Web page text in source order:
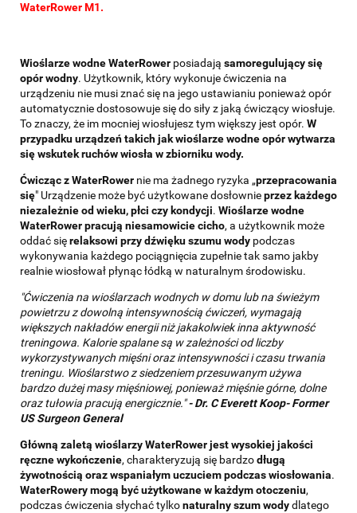
WaterRower M1.
Wioślarze wodne WaterRower posiadają samoregulujący się
opór wodny. Użytkownik, który wykonuje ćwiczenia na
urządzeniu nie musi znać się na jego ustawianiu ponieważ opór
automatycznie dostosowuje się do siły z jaką ćwiczący wiosłuje.
To znaczy, że im mocniej wiosłujesz tym większy jest opór. W
przypadku urządzeń takich jak wioślarze wodne opór wytwarza
się wskutek ruchów wiosła w zbiorniku wody.
Ćwicząc z WaterRower nie ma żadnego ryzyka „przepracowania
się" Urządzenie może być użytkowane dosłownieprzez każdego
niezależnie od wieku, płci czy kondycji. Wioślarze wodne
WaterRower pracują niesamowicie cicho, a użytkownik może
oddać sięrelaksowi przy dźwięku szumu wody podczas
wykonywania każdego pociągnięcia zupełnie tak samo jakby
realnie wiosłował płynąc łódką w naturalnym środowisku.
"Ćwiczenia na wioślarzach wodnych w domu lub na świeżym
powietrzu z dowolną intensywnością ćwiczeń, wymagają
większych nakładów energii niż jakakolwiek inna aktywność
treningowa. Kalorie spalane są w zależności od liczby
wykorzystywanych mięśni oraz intensywności i czasu trwania
treningu. Wioślarstwo z siedzeniem przesuwanym używa
bardzo dużej masy mięśniowej, ponieważ mięśnie górne, dolne
oraz tułowia pracują energicznie."-Dr. C Everett Koop- Former
US Surgeon General
Główną zaletą wioślarzy WaterRower jest wysokiej jakości
ręczne wykończenie, charakteryzują się bardzodługą
żywotnością oraz wspaniałym uczuciem podczas wiosłowania.
WaterRowery mogą być użytkowane w każdym otoczeniu,
podczas ćwiczenia słychać tylkonaturalny szum wodydlatego